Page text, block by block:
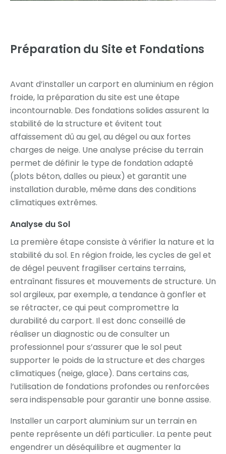
Préparation du Site et Fondations
Avant d’installer un carport en aluminium en région
froide, la préparation du site est une étape
incontournable. Des fondations solides assurent la
stabilité de la structure et évitent tout
affaissement dû au gel, au dégel ou aux fortes
charges de neige. Une analyse précise du terrain
permet de définir le type de fondation adapté
(plots béton, dalles ou pieux) et garantit une
installation durable, même dans des conditions
climatiques extrêmes.
Analyse du Sol
La première étape consiste à vérifier la nature et la
stabilité du sol. En région froide, les cycles de gel et
de dégel peuvent fragiliser certains terrains,
entraînant fissures et mouvements de structure. Un
sol argileux, par exemple, a tendance à gonfler et
se rétracter, ce qui peut compromettre la
durabilité du carport. Il est donc conseillé de
réaliser un diagnostic ou de consulter un
professionnel pour s’assurer que le sol peut
supporter le poids de la structure et des charges
climatiques (neige, glace). Dans certains cas,
l’utilisation de fondations profondes ou renforcées
sera indispensable pour garantir une bonne assise.
Installer un carport aluminium sur un terrain en
pente représente un défi particulier. La pente peut
engendrer un déséquilibre et augmenter la